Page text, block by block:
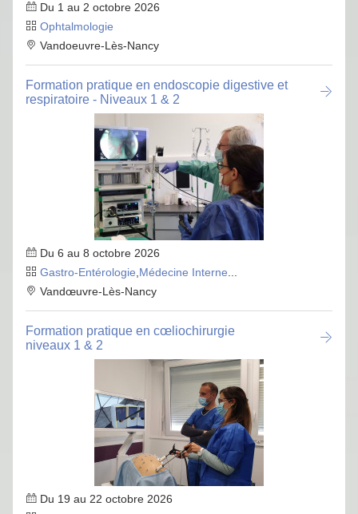
Du 1 au 2 octobre 2026
Ophtalmologie
Vandoeuvre-Lès-Nancy
Formation pratique en endoscopie digestive et
respiratoire - Niveaux 1 & 2
Du 6 au 8 octobre 2026
Gastro-Entérologie Médecine Interne
Vandœuvre-Lès-Nancy
Formation pratique en cœliochirurgie
niveaux 1 & 2
Du 19 au 22 octobre 2026